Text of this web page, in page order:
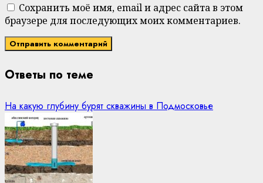
Сохранить моё имя, email и адрес сайта в этом
браузере для последующих моих комментариев.
Ответы по теме
На какую глубину бурят скважины в Подмосковье